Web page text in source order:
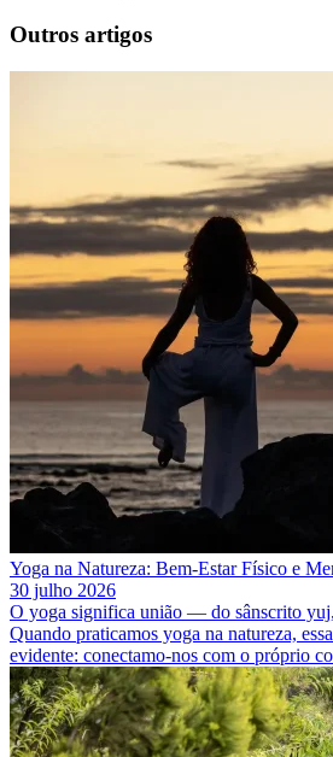
Outros artigos
Yoga na Natureza: Bem-Estar Físico e
30 julho 2026
O yoga significa união — do sânscrito
Quando praticamos yoga na natureza,
evidente: conectamo-nos com o próprio